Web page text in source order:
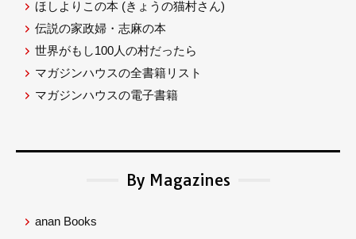
ほしよりこの本 (きょうの猫村さん)
伝説の家政婦・志麻の本
世界がもし100人の村だったら
マガジンハウスの全書籍リスト
マガジンハウスの電子書籍
By Magazines
anan Books